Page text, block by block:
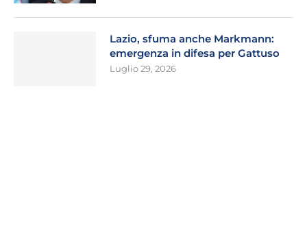
Lazio, sfuma anche Markmann:
emergenza in difesa per Gattuso
Luglio 29, 2026